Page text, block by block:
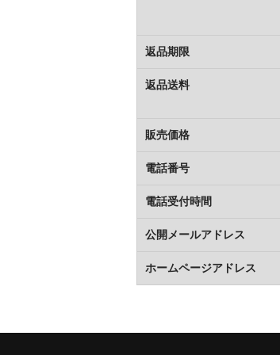
返品期限
返品送料
販売価格
電話番号
電話受付時間
公開メールアドレス
ホームページアドレス